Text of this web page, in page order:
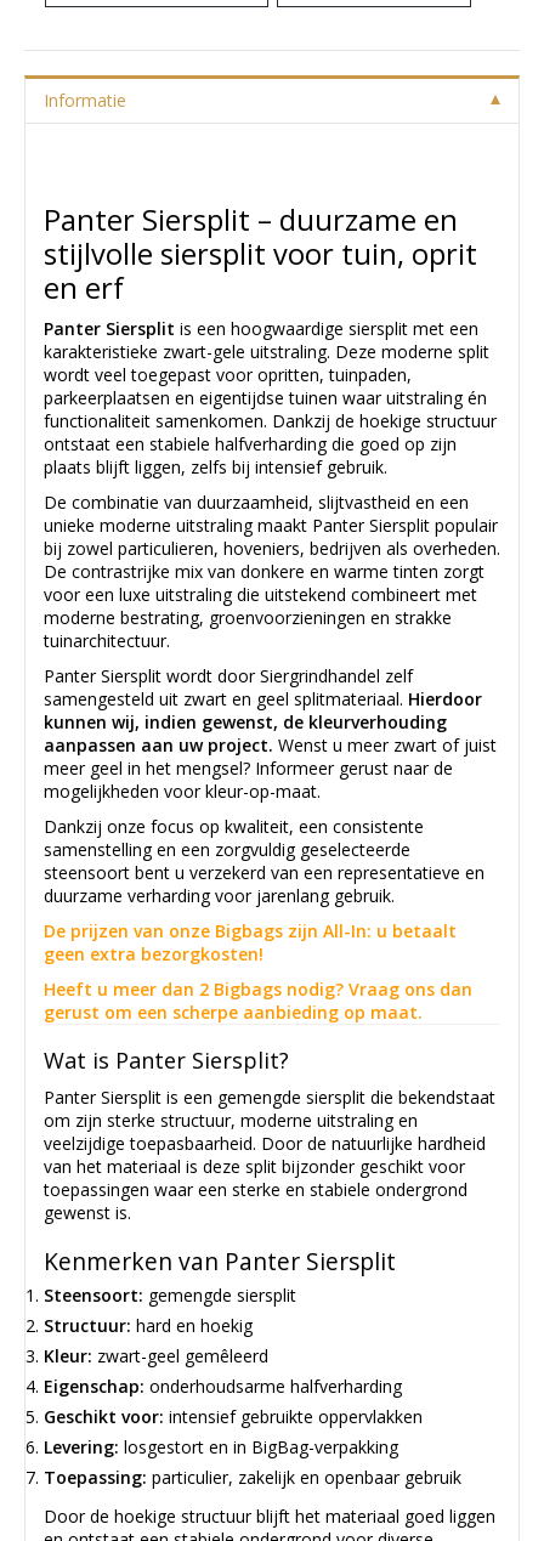
Informatie
Panter Siersplit – duurzame en
stijlvolle siersplit voor tuin, oprit
en erf
Panter Siersplit is een hoogwaardige siersplit met een
karakteristieke zwart-gele uitstraling. Deze moderne split
wordt veel toegepast voor opritten, tuinpaden,
parkeerplaatsen en eigentijdse tuinen waar uitstraling én
functionaliteit samenkomen. Dankzij de hoekige structuur
ontstaat een stabiele halfverharding die goed op zijn
plaats blijft liggen, zelfs bij intensief gebruik.
De combinatie van duurzaamheid, slijtvastheid en een
unieke moderne uitstraling maakt Panter Siersplit populair
bij zowel particulieren, hoveniers, bedrijven als overheden.
De contrastrijke mix van donkere en warme tinten zorgt
voor een luxe uitstraling die uitstekend combineert met
moderne bestrating, groenvoorzieningen en strakke
tuinarchitectuur.
Panter Siersplit wordt door Siergrindhandel zelf
samengesteld uit zwart en geel splitmateriaal. Hierdoor
kunnen wij, indien gewenst, de kleurverhouding
aanpassen aan uw project. Wenst u meer zwart of juist
meer geel in het mengsel? Informeer gerust naar de
mogelijkheden voor kleur-op-maat.
Dankzij onze focus op kwaliteit, een consistente
samenstelling en een zorgvuldig geselecteerde
steensoort bent u verzekerd van een representatieve en
duurzame verharding voor jarenlang gebruik.
De prijzen van onze Bigbags zijn All-In: u betaalt
geen extra bezorgkosten!
Heeft u meer dan 2 Bigbags nodig? Vraag ons dan
gerust om een scherpe aanbieding op maat.
Wat is Panter Siersplit?
Panter Siersplit is een gemengde siersplit die bekendstaat
om zijn sterke structuur, moderne uitstraling en
veelzijdige toepasbaarheid. Door de natuurlijke hardheid
van het materiaal is deze split bijzonder geschikt voor
toepassingen waar een sterke en stabiele ondergrond
gewenst is.
Kenmerken van Panter Siersplit
Steensoort: gemengde siersplit
Structuur: hard en hoekig
Kleur: zwart-geel gemêleerd
Eigenschap: onderhoudsarme halfverharding
Geschikt voor: intensief gebruikte oppervlakken
Levering: losgestort en in BigBag-verpakking
Toepassing: particulier, zakelijk en openbaar gebruik
Door de hoekige structuur blijft het materiaal goed liggen